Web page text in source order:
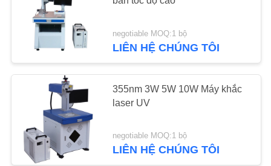
TRANG
PRIVACY
POLICY
Máy đánh dấu laser
negotiable MOQ:1 bộ
LIÊN HỆ CHÚNG TÔI
355nm 3W 5W 10W Máy khắc
laser UV
negotiable MOQ:1 bộ
LIÊN HỆ CHÚNG TÔI